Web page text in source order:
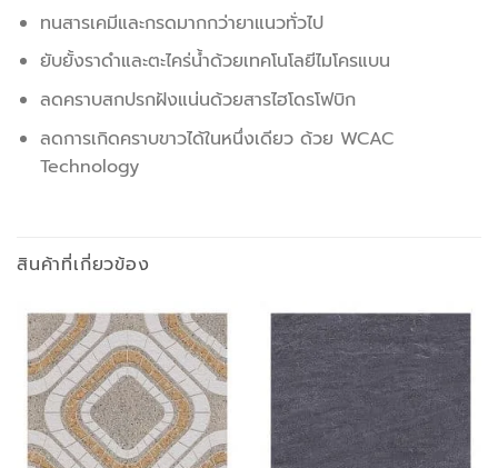
ทนสารเคมีและกรดมากกว่ายาแนวทั่วไป
ยับยั้งราดำและตะไคร่น้ำด้วยเทคโนโลยีไมโครแบน
ลดคราบสกปรกฝังแน่นด้วยสารไฮโดรโฟบิก
ลดการเกิดคราบขาวได้ในหนึ่งเดียว ด้วย WCAC
Technology
สินค้าที่เกี่ยวข้อง